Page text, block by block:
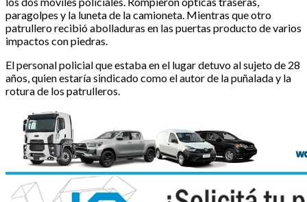
paragolpes y la luneta de la camioneta. Mientras que otro
patrullero recibió abolladuras en las puertas producto de varios
impactos con piedras.
El personal policial que estaba en el lugar detuvo al sujeto de 28
años, quien estaría sindicado como el autor de la puñalada y la
rotura de los patrulleros.